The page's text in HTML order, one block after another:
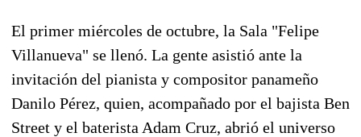
El primer miércoles de octubre, la Sala "Felipe
Villanueva" se llenó. La gente asistió ante la
invitación del pianista y compositor panameño
Danilo Pérez, quien, acompañado por el bajista Ben
Street y el baterista Adam Cruz, abrió el universo